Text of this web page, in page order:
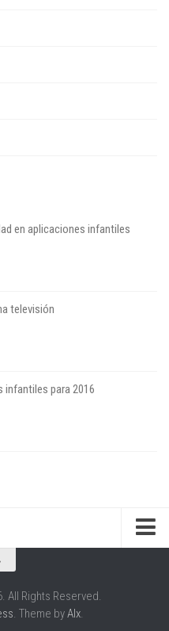
en aplicaciones infantiles
televisión
infantiles para 2016
All Rights Reserved.
. Theme byAlx.